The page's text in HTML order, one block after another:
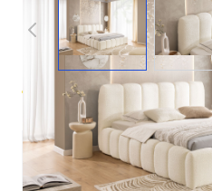
Prijs + gekozen opties: